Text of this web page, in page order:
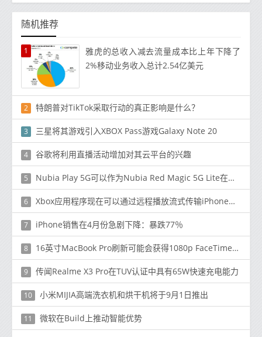
随机推荐
1
雅虎的总收入减去流量成本比上年下降了
2%移动业务收入总计2.54亿美元
2 特朗普对TikTok采取行动的真正影响是什么？
3 三星将其游戏引入XBOX Pass游戏Galaxy Note 20
4 谷歌将利用直播活动增加对其云平台的兴趣
5 Nubia Play 5G可以作为Nubia Red Magic 5G Lite在全球市场推出
6 Xbox应用程序现在可以通过远程播放流式传输iPhone，iPad游戏
7 iPhone销售在4月份急剧下降：暴跌77％
8 16英寸MacBook Pro刷新可能会获得1080p FaceTime摄像头，升级的T3安全芯片等
9 传闻Realme X3 Pro在TUV认证中具有65W快速充电能力
10 小米MIJIA高端洗衣机和烘干机将于9月1日推出
11 微软在Build上推动智能优势